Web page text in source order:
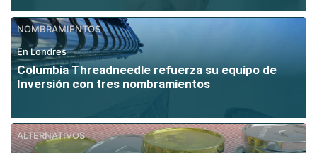
NOMBRAMIENTOS
En Londres
Columbia Threadneedle refuerza su equipo de
Inversión con tres nombramientos
ALTERNATIVOS